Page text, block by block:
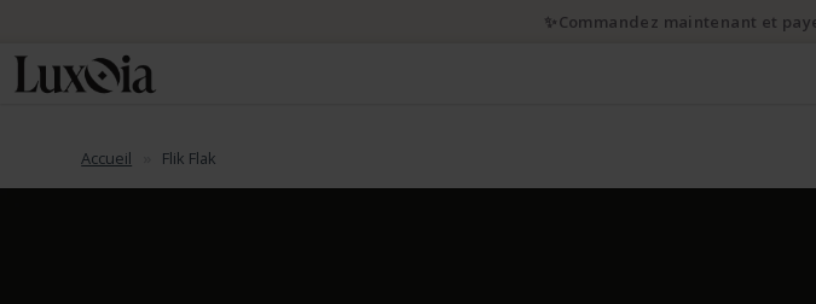
Accueil Flik Flak
✨Commandez maintenant et